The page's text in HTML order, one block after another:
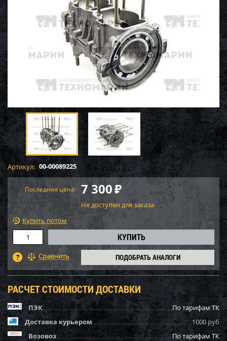
Артикул: 00-00089225
Последняя цена: 7 300₽
Не доступен для заказа
Купить потом
ПОДОБРАТЬ АНАЛОГИ
РАСЧЕТ СТОИМОСТИ ДОСТАВКИ
ПЭК
По тарифам ТК
Доставка курьером
1000 руб
Возовоз
По тарифам ТК